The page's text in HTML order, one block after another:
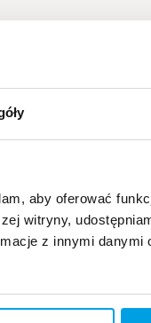
aby oferować
witryny,
z innymi danymi